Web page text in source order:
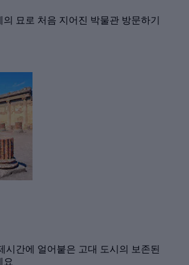
묘로 처음 지어진 박물관 방문하기
시간에 얼어붙은 고대 도시의 보존된
요